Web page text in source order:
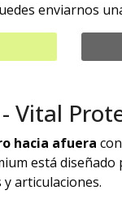
enviarnos
Vital
hacia afuera
está
articulaciones.